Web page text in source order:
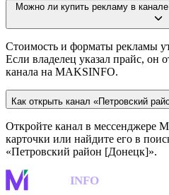
Можно ли купить рекламу в
Стоимость и форматы рекламы
Если владелец указал прайс, он
канала на MAKSINFO.
Как открыть канал «Петровский
Откройте канал в мессенджере
карточки или найдите его в
«Петровский район [Донецк]».
INFO